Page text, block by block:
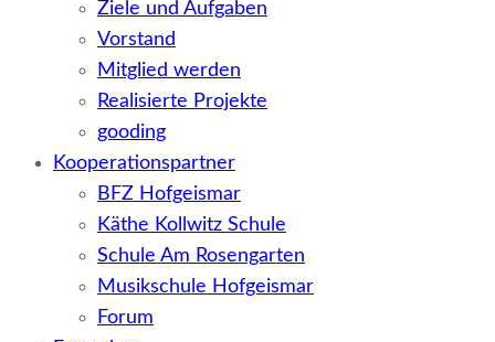
Ziele und Aufgaben
Vorstand
Mitglied werden
Realisierte Projekte
gooding
Kooperationspartner
BFZ Hofgeismar
Käthe Kollwitz Schule
Schule Am Rosengarten
Musikschule Hofgeismar
Forum